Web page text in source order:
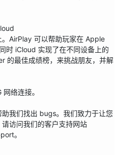
AirPlay 可以帮助玩家在 Apple
时 iCloud 实现了在不同设备上的
的最佳成绩榜，来挑战朋友，并解
络连接。
我们找出 bugs。我们致力于让您
访问我们的客户支持网站
。